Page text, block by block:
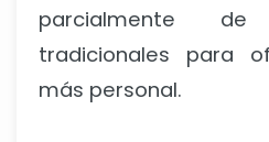
parcialmente
tradicionales para
más personal.